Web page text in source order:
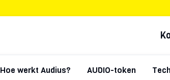
Hoe werkt Audius? AUDIO-token